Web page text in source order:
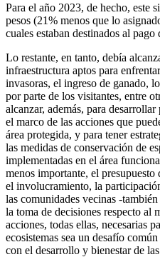
Para el año 2023, de hecho, este
pesos (21% menos que lo
cuales estaban destinados al pago
Lo restante, en tanto, debía
infraestructura aptos para
invasoras, el ingreso de ganado,
por parte de los visitantes, entre
alcanzar, además, para
el marco de las acciones que
área protegida, y para tener
las medidas de conservación de
implementadas en el área
menos importante, el presupuesto
el involucramiento, la
las comunidades vecinas -
la toma de decisiones respecto al
acciones, todas ellas, necesarias
ecosistemas sea un desafío
con el desarrollo y bienestar de